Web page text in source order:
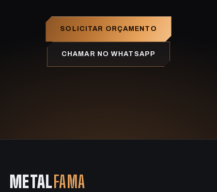
SOLICITAR ORÇAMENTO
CHAMAR NO WHATSAPP
METAL FAMA